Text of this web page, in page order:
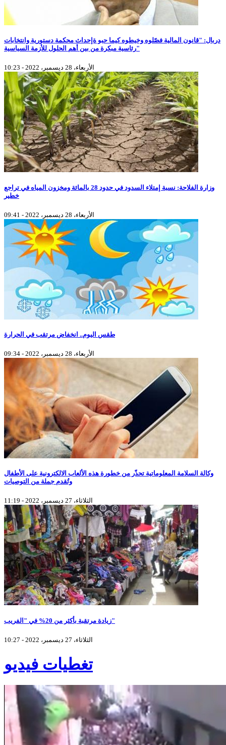
دربال: "قانون المالية فصّلوه وخيطوه كيما حبو ةإحداث محكمة دستورية وانتخابات
رئاسية مبكرة من بين أهم الحلول للأزمة السياسية"
الأربعاء، 28 ديسمبر، 2022 - 10:23
وزارة الفلاحة: نسبة إمتلاء السدود في حدود 28 بالمائة ومخزون المياه في تراجع
خطير
الأربعاء، 28 ديسمبر، 2022 - 09:41
طقس اليوم.. انخفاض مرتقب في الحرارة
الأربعاء، 28 ديسمبر، 2022 - 09:34
وكالة السلامة المعلوماتية تحذّر من خطورة هذه الألعاب الالكترونية على الأطفال
وتُقدم جملة من التوصيات
الثلاثاء، 27 ديسمبر، 2022 - 11:19
زيادة مرتقبة بأكثر من 20% في "الفريب"
الثلاثاء، 27 ديسمبر، 2022 - 10:27
تغطيات فيديو